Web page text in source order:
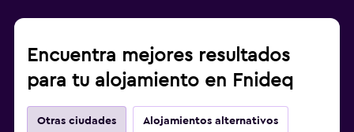
Encuentra mejores resultados
para tu alojamiento en Fnideq
Otras ciudades Alojamientos alternativos